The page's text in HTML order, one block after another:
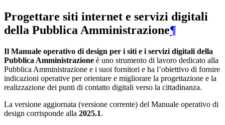
Progettare siti internet e servizi digitali
della Pubblica Amministrazione¶
Il Manuale operativo di design per i siti e i servizi digitali della
Pubblica Amministrazione è uno strumento di lavoro dedicato alla
Pubblica Amministrazione e i suoi fornitori e ha l’obiettivo di fornire
indicazioni operative per orientare e migliorare la progettazione e la
realizzazione dei punti di contatto digitali verso la cittadinanza.
La versione aggiornata (versione corrente) del Manuale operativo di
design corrisponde alla 2025.1.